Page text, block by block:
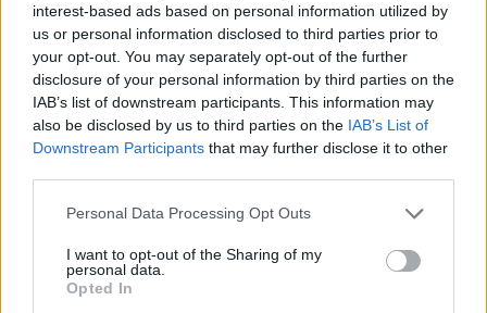
interest-based ads based on personal information utilized by
us or personal information disclosed to third parties prior to
your opt-out. You may separately opt-out of the further
disclosure of your personal information by third parties on the
IAB’s list of downstream participants. This information may
also be disclosed by us to third parties on the IAB’s List of
Downstream Participants that may further disclose it to other
Personal Data Processing Opt Outs
I want to opt-out of the Sharing of my
personal data.
Opted In
0 uživatelům se líbí
Neověřený profil
Tento uživatel zatím neprokázal svou identitu ověřovací
fotografií. U neověřených profilů nelze zaručit, že fotografie a
údaje odpovídají skutečné osobě.